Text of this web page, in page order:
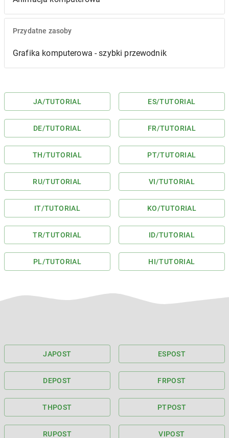
Przydatne zasoby
Grafika komputerowa - szybki przewodnik
JA/TUTORIAL ES/TUTORIAL
DE/TUTORIAL FR/TUTORIAL
TH/TUTORIAL PT/TUTORIAL
RU/TUTORIAL VI/TUTORIAL
IT/TUTORIAL KO/TUTORIAL
TR/TUTORIAL ID/TUTORIAL
PL/TUTORIAL HI/TUTORIAL
JAPOST ESPOST
DEPOST FRPOST
THPOST PTPOST
RUPOST VIPOST